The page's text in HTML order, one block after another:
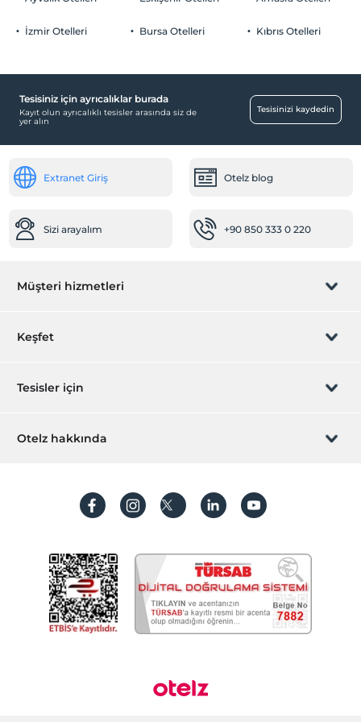
Okey takımı Ücretsiz
İzmir Otelleri Bursa Otelleri Kıbrıs Otelleri
Tesisiniz için ayrıcalıklar burada
Kayıt olun ayrıcalıklı tesisler arasında siz de
yer alın
Tesisinizi kaydedin
Extranet Giriş Otelz blog
Sizi arayalım +90 850 333 0 220
Müşteri hizmetleri
Rezervasyon yönet
Sıkça sorulan sorular
İşlem rehberi
Keşfet
Hediye Kart
Hesap oluştur
Tesisler için
Hemen tesisinizi ekleyin
Otelz hakkında
Koşullar ve şartlar
Aydınlatma metni